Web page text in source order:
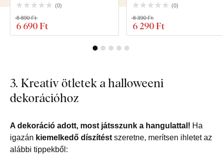
(0)
6 690 Ft
8 890 Ft
(0)
6 290 Ft
8 390 Ft
3. Kreatív ötletek a halloweeni
dekorációhoz
A dekoráció adott, most játsszunk a hangulattal! Ha
igazán kiemelkedő díszítéstszeretne, merítsen ihletet az
alábbi tippekből: